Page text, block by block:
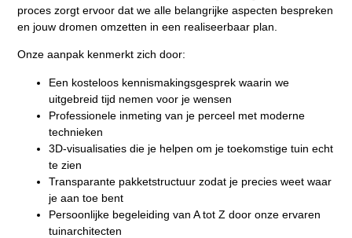
proces zorgt ervoor dat we alle belangrijke aspecten bespreken
en jouw dromen omzetten in een realiseerbaar plan.
Onze aanpak kenmerkt zich door:
Een kosteloos kennismakingsgesprek waarin we
uitgebreid tijd nemen voor je wensen
Professionele inmeting van je perceel met moderne
technieken
3D-visualisaties die je helpen om je toekomstige tuin echt
te zien
Transparante pakketstructuur zodat je precies weet waar
je aan toe bent
Persoonlijke begeleiding van A tot Z door onze ervaren
tuinarchitecten